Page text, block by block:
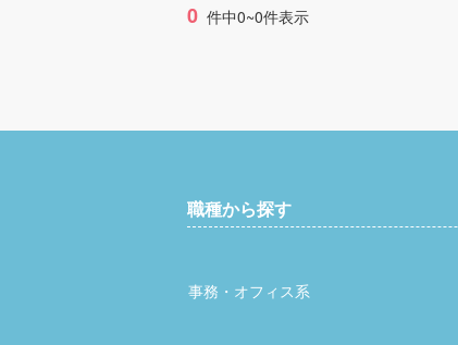
0 件中0~0件表示
職種から探す
事務・オフィス系